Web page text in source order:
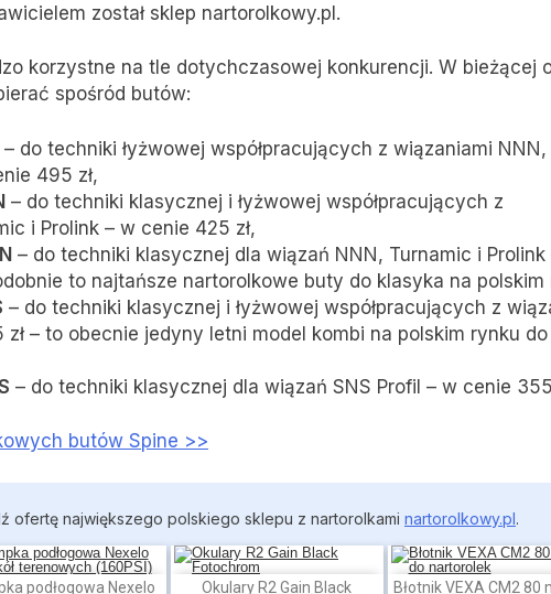
został sklep nartorolkowy.pl.
korzystne na tle dotychczasowej konkurencji. W bieżącej
spośród butów:
do techniki łyżwowej współpracujących z wiązaniami NNN,
495 zł,
– do techniki klasycznej i łyżwowej współpracujących z
i Prolink – w cenie 425 zł,
– do techniki klasycznej dla wiązań NNN, Turnamic i Prolink
to najtańsze nartorolkowe buty do klasyka na polskim
– do techniki klasycznej i łyżwowej współpracujących z
– to obecnie jedyny letni model kombi na polskim rynku do
– do techniki klasycznej dla wiązań SNS Profil – w cenie 355
butów Spine >>
ofertę największego polskiego sklepu z nartorolkami nartorolkowy.pl.
podłogowa Nexelo
Okulary R2 Gain Black
Błotnik VEXA CM2 80